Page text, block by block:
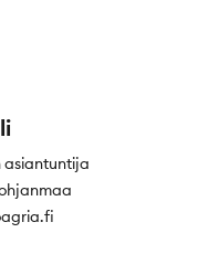
asiantuntija